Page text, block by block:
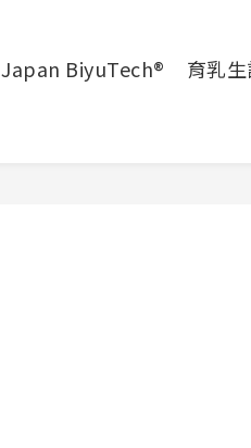
Japan BiyuTech® 育乳